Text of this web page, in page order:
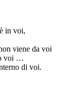
in voi,
viene da voi
voi …
di voi.